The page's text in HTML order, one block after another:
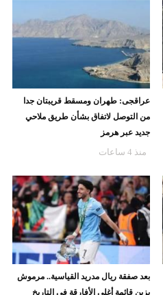
عراقجى: طهران ومسقط قريبتان جدا
من التوصل لاتفاق بشأن طريق ملاحي
جديد عبر هرمز
منذ 4 ساعات
بعد صفقة ريال مدريد القياسية.. مرموش
يزين قائمة أغلى الأفارقة فى التاريخ